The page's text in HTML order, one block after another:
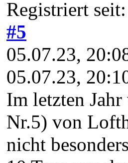
Registriert
#5
05.07.23,
05.07.23,
Im letzten
Nr.5) von
nicht